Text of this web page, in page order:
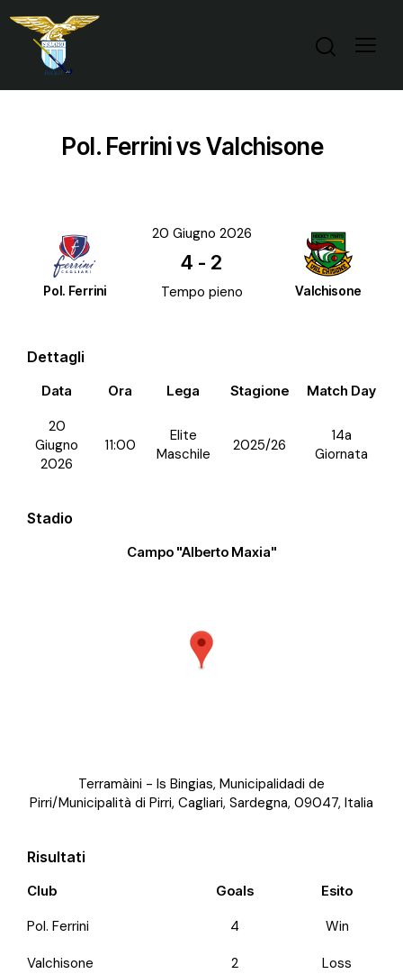
Pol. Ferrini vs Valchisone
Pol. Ferrini Valchisone
20 Giugno 2026
4 - 2
Tempo pieno
Dettagli
Data Ora Lega Stagione Match Day
20
Giugno
2026
11:00
Elite
Maschile
2025/26
14a
Giornata
Stadio
Campo "Alberto Maxia"
Terramàini - Is Bingias, Municipalidadi de
Pirri/Municipalità di Pirri, Cagliari, Sardegna, 09047, Italia
Risultati
Club Goals Esito
Pol. Ferrini 4 Win
Valchisone 2 Loss